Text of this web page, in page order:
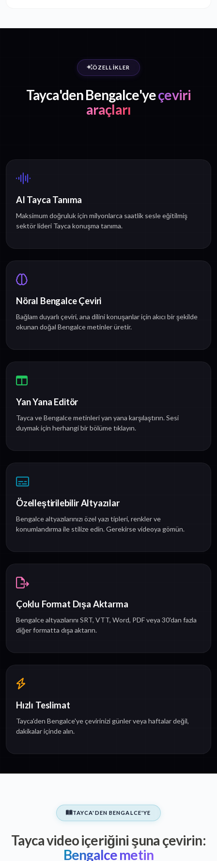
ÖZELLIKLER
Tayca'den Bengalce'yeçeviri
araçları
AI Tayca Tanıma
Maksimum doğruluk için milyonlarca saatlik sesle eğitilmiş
sektör lideri Tayca konuşma tanıma.
Nöral Bengalce Çeviri
Bağlam duyarlı çeviri, ana dilini konuşanlar için akıcı bir şekilde
okunan doğal Bengalce metinler üretir.
Yan Yana Editör
Tayca ve Bengalce metinleri yan yana karşılaştırın. Sesi
duymak için herhangi bir bölüme tıklayın.
Özelleştirilebilir Altyazılar
Bengalce altyazılarınızı özel yazı tipleri, renkler ve
konumlandırma ile stilize edin. Gerekirse videoya gömün.
Çoklu Format Dışa Aktarma
Bengalce altyazılarını SRT, VTT, Word, PDF veya 30'dan fazla
diğer formatta dışa aktarın.
Hızlı Teslimat
Tayca'den Bengalce'ye çevirinizi günler veya haftalar değil,
dakikalar içinde alın.
TAYCA'DEN BENGALCE'YE
Tayca video içeriğini şuna çevirin:
Bengalce metin